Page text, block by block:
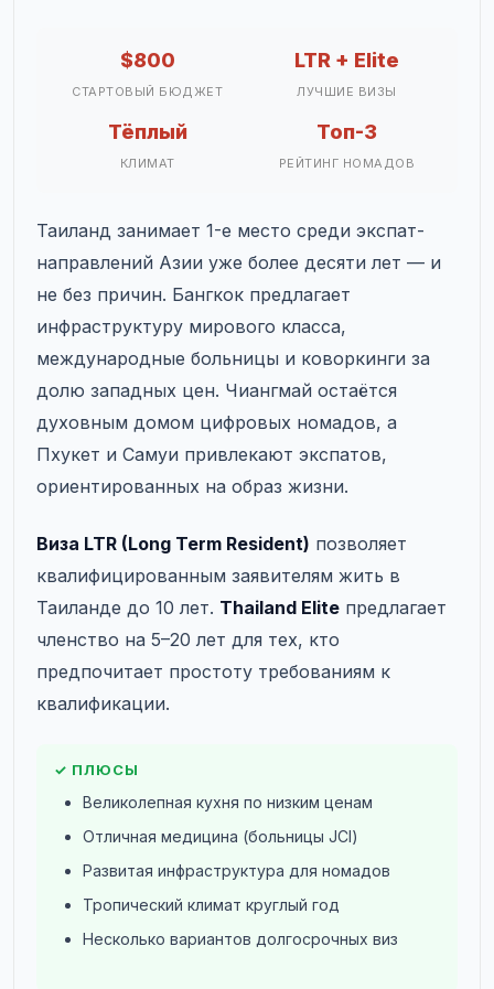
$800
СТАРТОВЫЙ БЮДЖЕТ
LTR + Elite
ЛУЧШИЕ ВИЗЫ
Тёплый
КЛИМАТ
Топ-3
РЕЙТИНГ НОМАДОВ
Таиланд занимает 1-е место среди экспат-
направлений Азии уже более десяти лет — и
не без причин. Бангкок предлагает
инфраструктуру мирового класса,
международные больницы и коворкинги за
долю западных цен. Чиангмай остаётся
духовным домом цифровых номадов, а
Пхукет и Самуи привлекают экспатов,
ориентированных на образ жизни.
Виза LTR (Long Term Resident) позволяет
квалифицированным заявителям жить в
Таиланде до 10 лет. Thailand Elite предлагает
членство на 5–20 лет для тех, кто
предпочитает простоту требованиям к
квалификации.
✓ ПЛЮСЫ
Великолепная кухня по низким ценам
Отличная медицина (больницы JCI)
Развитая инфраструктура для номадов
Тропический климат круглый год
Несколько вариантов долгосрочных виз